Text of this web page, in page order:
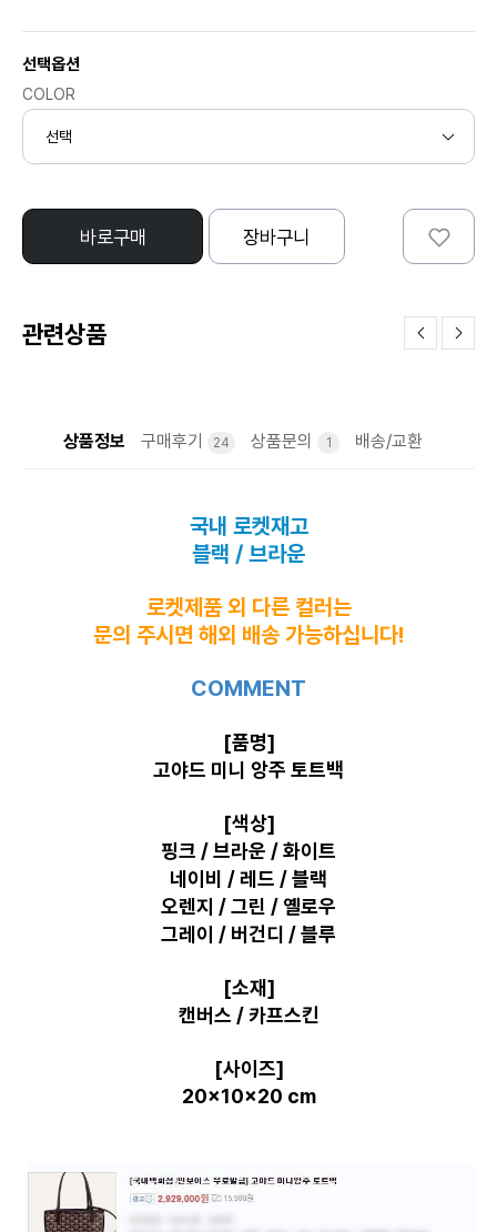
선택옵션
COLOR
바로구매 장바구니
관련상품
상품정보 구매후기 24 상품문의 1 배송/교환
국내 로켓재고
블랙 / 브라운
로켓제품 외 다른 컬러는
문의 주시면 해외 배송 가능하십니다!
COMMENT
[품명]
고야드 미니 앙주 토트백
[색상]
핑크 / 브라운 / 화이트
네이비 / 레드 / 블랙
오렌지 / 그린 / 옐로우
그레이 / 버건디 / 블루
[소재]
캔버스 / 카프스킨
[사이즈]
20x10x20 cm